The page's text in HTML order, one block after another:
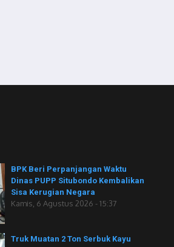
BPK Beri Perpanjangan Waktu
Dinas PUPP Situbondo Kembalikan
Sisa Kerugian Negara
Kamis, 6 Agustus 2026 - 15:37
Truk Muatan 2 Ton Serbuk Kayu